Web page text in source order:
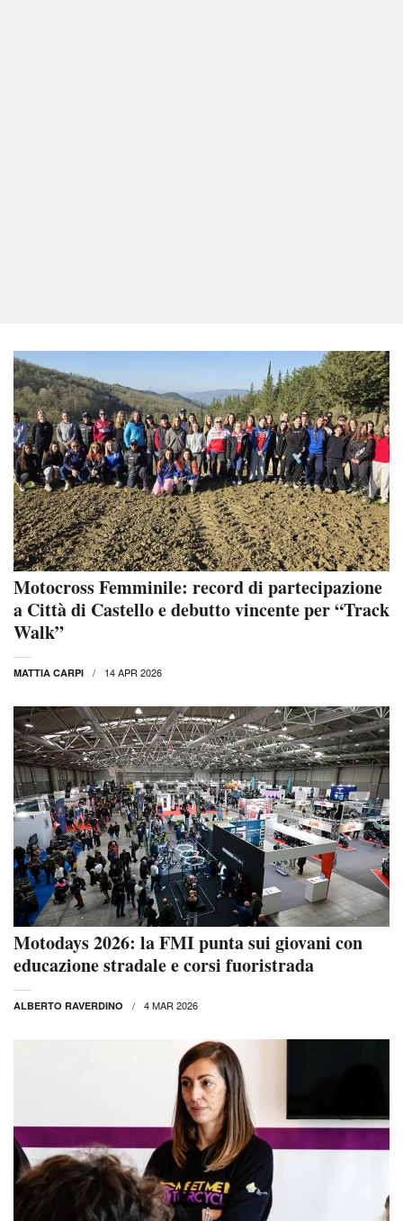
Motocross Femminile: record di partecipazione
a Città di Castello e debutto vincente per “Track
Walk”
MATTIA CARPI 14 APR 2026
Motodays 2026: la FMI punta sui giovani con
educazione stradale e corsi fuoristrada
ALBERTO RAVERDINO 4 MAR 2026